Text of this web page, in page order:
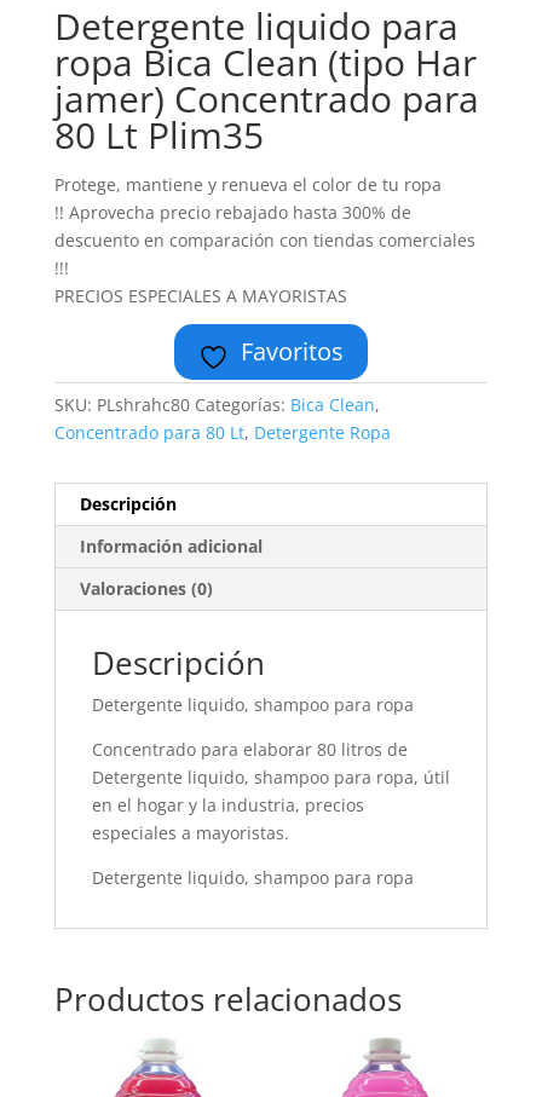
Detergente liquido para
ropa Bica Clean (tipo Har
jamer) Concentrado para
80 Lt Plim35
Protege, mantiene y renueva el color de tu ropa
!! Aprovecha precio rebajado hasta 300% de
descuento en comparación con tiendas comerciales
!!!
PRECIOS ESPECIALES A MAYORISTAS
Favoritos
SKU: PLshrahc80 Categorías: Bica Clean,
Concentrado para 80 Lt, Detergente Ropa
Descripción
Información adicional
Valoraciones (0)
Descripción
Detergente liquido, shampoo para ropa
Concentrado para elaborar 80 litros de
Detergente liquido, shampoo para ropa, útil
en el hogar y la industria, precios
especiales a mayoristas.
Detergente liquido, shampoo para ropa
Productos relacionados